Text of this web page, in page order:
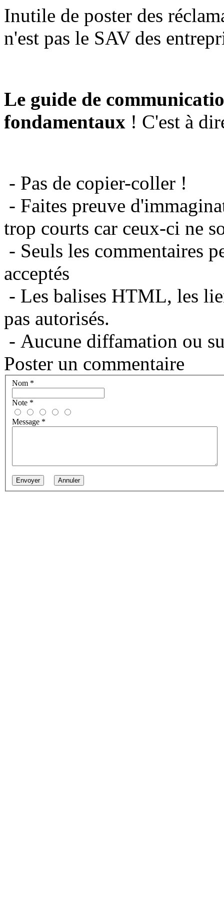
Inutile de poster des
n'est pas le SAV des
Le guide de
fondamentaux ! C'est à
- Pas de copier-coller !
- Faites preuve
trop courts car ceux-ci ne
- Seuls les commentaires
acceptés
- Les balises HTML, les
pas autorisés.
- Aucune diffamation ou
Poster un commentaire
Nom *
Note *
Message *